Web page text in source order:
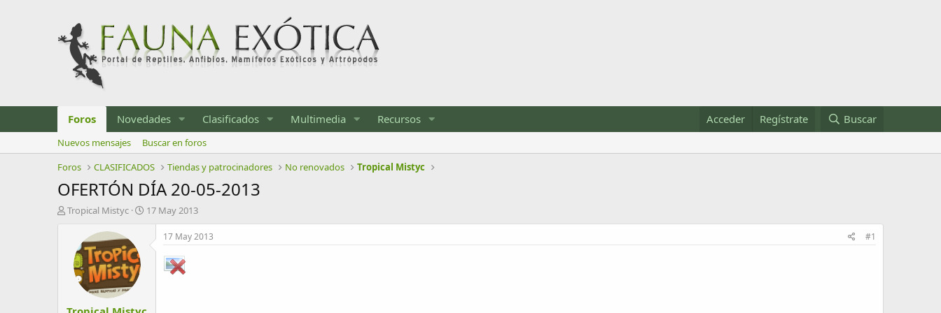
Foros Novedades Clasificados Multimedia Recursos Acceder Regístrate Buscar
Nuevos mensajes
Buscar en foros
Foros
CLASIFICADOS Tiendas y patrocinadores No renovados Tropical Mistyc
OFERTÓN DÍA 20-05-2013
I
r
Tropical Mistyc
F
n
17 May 2013
17 May 2013 #1